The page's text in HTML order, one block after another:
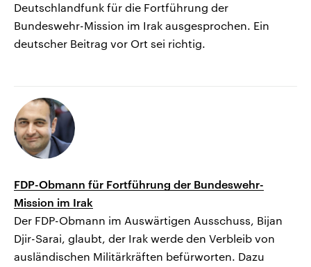
Deutschlandfunk für die Fortführung der
Bundeswehr-Mission im Irak ausgesprochen. Ein
deutscher Beitrag vor Ort sei richtig.
FDP-Obmann für Fortführung der Bundeswehr-
Mission im Irak
Der FDP-Obmann im Auswärtigen Ausschuss, Bijan
Djir-Sarai, glaubt, der Irak werde den Verbleib von
ausländischen Militärkräften befürworten. Dazu